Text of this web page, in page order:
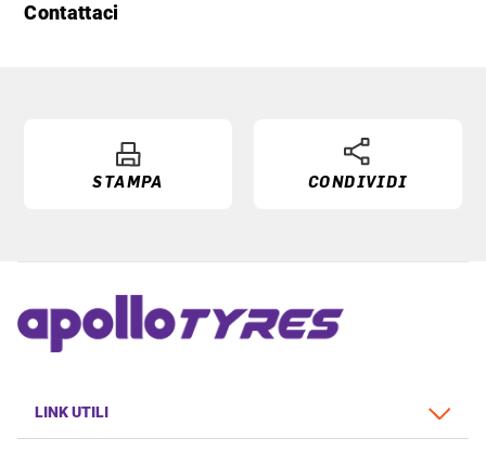
Contattaci
STAMPA CONDIVIDI
LINK UTILI